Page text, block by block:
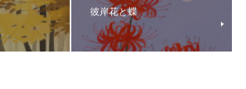
彼岸花と蝶